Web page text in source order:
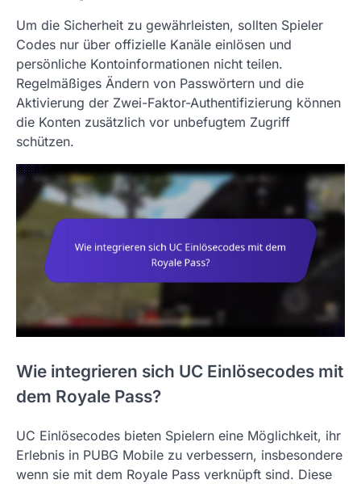
Um die Sicherheit zu gewährleisten, sollten Spieler
Codes nur über offizielle Kanäle einlösen und
persönliche Kontoinformationen nicht teilen.
Regelmäßiges Ändern von Passwörtern und die
Aktivierung der Zwei-Faktor-Authentifizierung können
die Konten zusätzlich vor unbefugtem Zugriff
schützen.
Wie integrieren sich UC Einlösecodes mit
dem Royale Pass?
UC Einlösecodes bieten Spielern eine Möglichkeit, ihr
Erlebnis in PUBG Mobile zu verbessern, insbesondere
wenn sie mit dem Royale Pass verknüpft sind. Diese